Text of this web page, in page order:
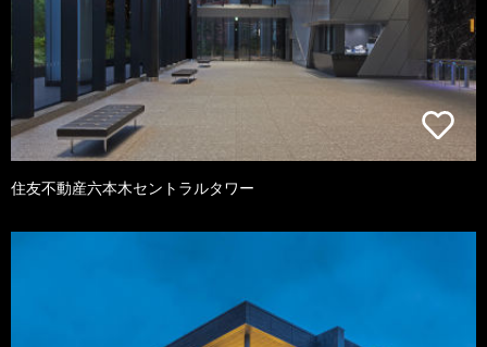
住友不動産六本木セントラルタワー